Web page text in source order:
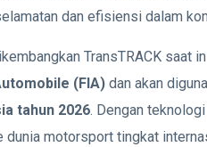
dan efisiensi dalam
TransTRACK saat
(FIA) dan akan
tahun 2026. Dengan
motorsport tingkat